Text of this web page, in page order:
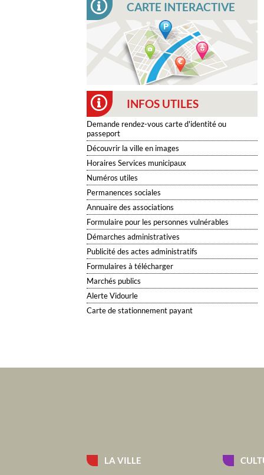
CARTE INTERACTIVE
INFOS UTILES
Demande rendez-vous carte d'identité ou
passeport
Découvrir la ville en images
Horaires Services municipaux
Numéros utiles
Permanences sociales
Annuaire des associations
Formulaire pour les personnes vulnérables
Démarches administratives
Publicité des actes administratifs
Formulaires à télécharger
Marchés publics
Alerte Vidourle
Carte de stationnement payant
LA VILLE